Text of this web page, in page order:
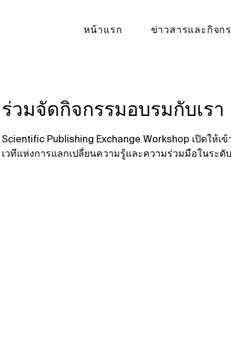
หน้าแรก ข่าวสารและกิจก
ร่วมจัดกิจกรรมอบรมกับเรา
Scientific Publishing Exchange Workshop เปิดให้
เวทีแห่งการแลกเปลี่ยนความรู้และความร่วมมือในระดั